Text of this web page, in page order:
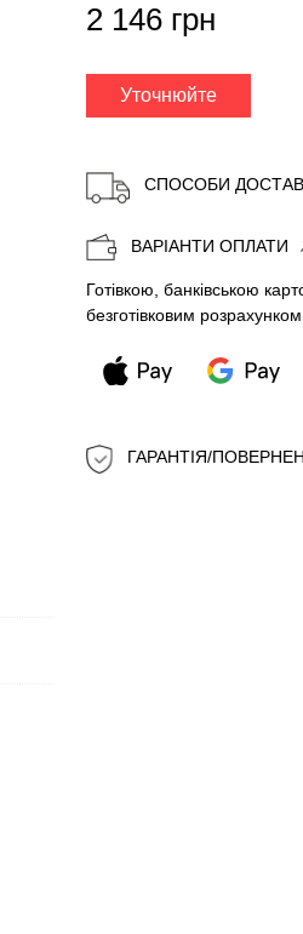
Копіювати
2 146 грн
Уточнюйте
СПОСОБИ
ВАРІАНТИ ОПЛАТИ
Готівкою, банківською
безготівковим
ГАРАНТІЯ/